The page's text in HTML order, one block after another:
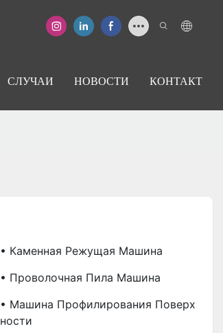
СЛУЧАИ НОВОСТИ КОНТАКТ
• Каменная Режущая Машина
• Проволочная Пила Машина
• Машина Профилирования Поверх
Ности